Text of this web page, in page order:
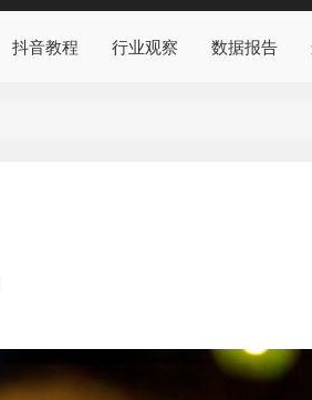
抖音教程 行业观察 数据报告